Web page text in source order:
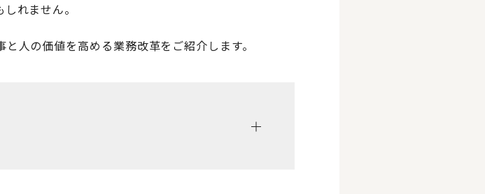
れません。
人の価値を高める業務改革をご紹介します。